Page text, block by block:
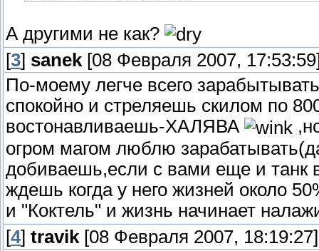
А другими не как?
[3] sanek [08 Февраля 2007,
По-моему легче всего
спокойно и стреляешь скилом по
востонавливаешь-ХАЛЯВА
огром магом люблю
добиваешь,если с вами еще и танк
ждешь когда у него жизней около
и "Коктель" и жизнь начинает
[4] travik [08 Февраля 2007, 18:19:27]